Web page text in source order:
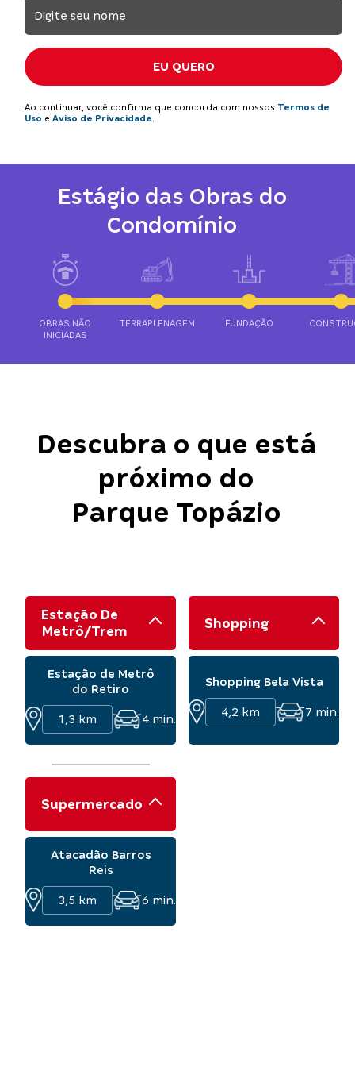
EU QUERO
Ao continuar, você confirma que concorda com nossos Termos de
Uso e Aviso de Privacidade
Estágio das Obras do
Condomínio
OBRAS NÃO
INICIADAS
TERRAPLENAGEM FUNDAÇÃO
Descubra o que está
próximo do
Parque Topázio
Estação De
Metrô/Trem
Estação de Metrô
do Retiro
1,3 km 4min.
Shopping
Shopping Bela Vista
4,2 km 7 min.
Supermercado
Atacadão Barros
Reis
3,5 km 6 min.